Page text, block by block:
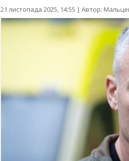
21 листопада 2025, 14:55 | Автор: